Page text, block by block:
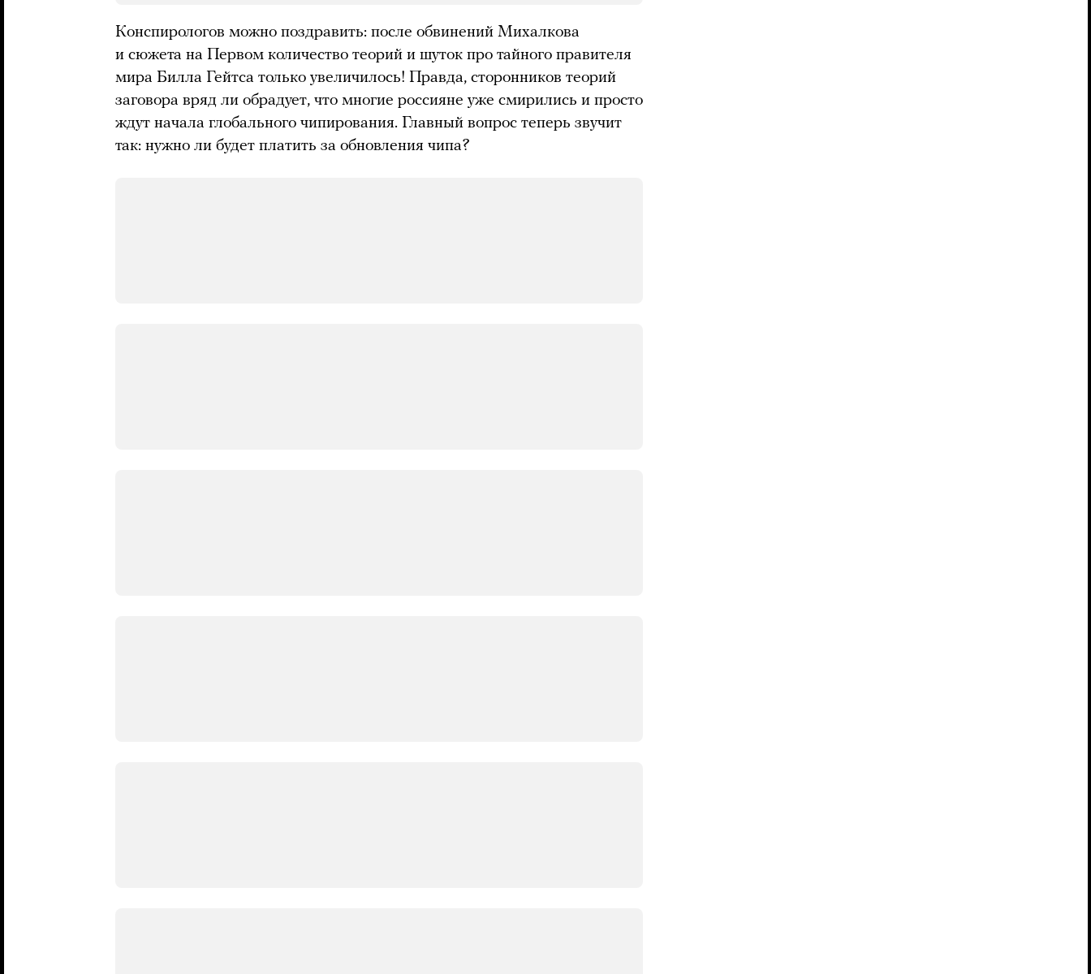
Конспирологов можно поздравить: после обвинений Михалкова
и сюжета на Первом количество теорий и шуток про тайного правителя
мира Билла Гейтса только увеличилось! Правда, сторонников теорий
заговора вряд ли обрадует, что многие россияне уже смирились и просто
ждут начала глобального чипирования. Главный вопрос теперь звучит
так: нужно ли будет платить за обновления чипа?